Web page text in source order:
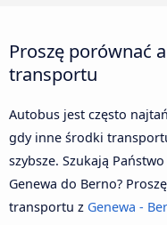
Proszę porównać
transportu
Autobus jest często
gdy inne środki
szybsze. Szukają
Genewa do Berno?
transportu z Genewa -